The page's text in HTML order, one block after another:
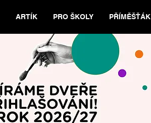
ARTÍK PRO ŠKOLY PŘÍMĚŠŤÁK